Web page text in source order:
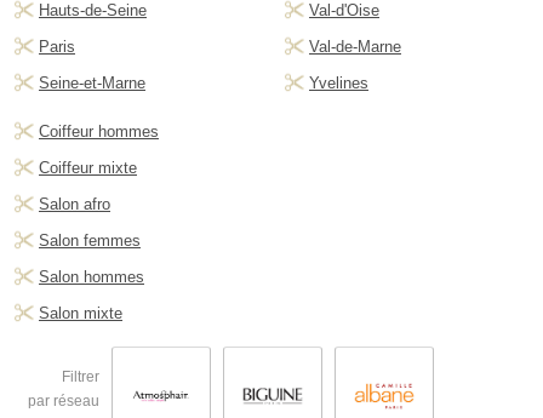
Hauts-de-Seine
Paris
Seine-et-Marne
Val-d'Oise
Val-de-Marne
Yvelines
Coiffeur hommes
Coiffeur mixte
Salon afro
Salon femmes
Salon hommes
Salon mixte
Filtrer
par réseau